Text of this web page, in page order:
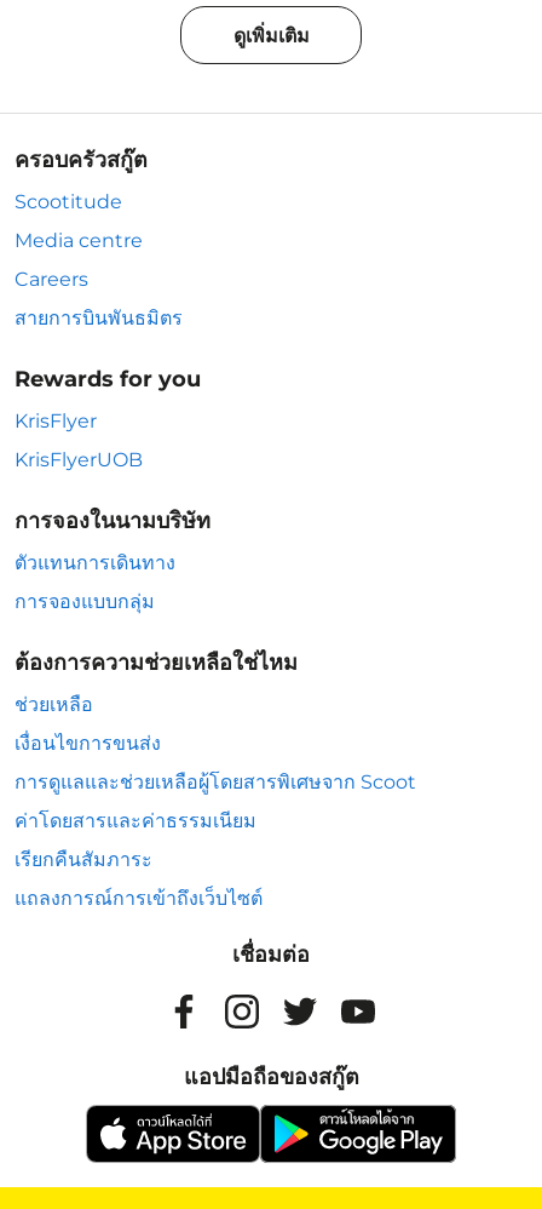
ดูเพิ่มเติม
ครอบครัวสกู๊ต
Scootitude
Media centre
Careers
สายการบินพันธมิตร
Rewards for you
KrisFlyer
KrisFlyerUOB
การจองในนามบริษัท
ตัวแทนการเดินทาง
การจองแบบกลุ่ม
ต้องการความช่วยเหลือใช่ไหม
ช่วยเหลือ
เงื่อนไขการขนส่ง
การดูแลและช่วยเหลือผู้โดยสารพิเศษจาก Scoot
ค่าโดยสารและค่าธรรมเนียม
เรียกคืนสัมภาระ
แถลงการณ์การเข้าถึงเว็บไซต์
เชื่อมต่อ
แอปมือถือของสกู๊ต